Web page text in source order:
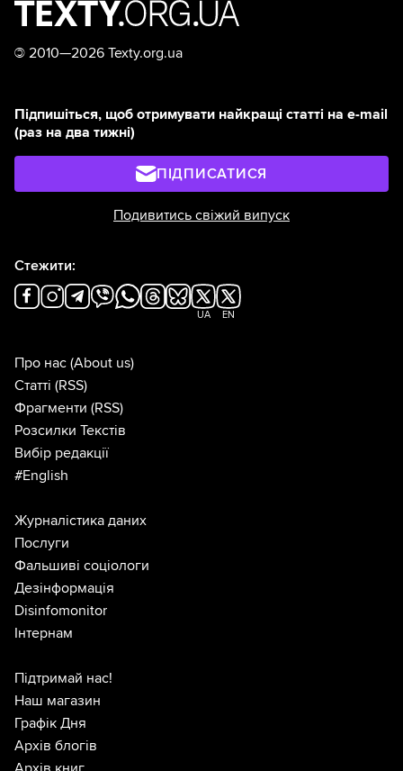
© 2010—2026 Texty.org.ua
Підпишіться, щоб отримувати найкращі статті на e-mail
(раз на два тижні)
ПІДПИСАТИСЯ
Подивитись свіжий випуск
Стежити:
UA EN
Про нас (About us)
Статті (RSS)
Фрагменти (RSS)
Розсилки Текстів
Вибір редакції
#English
Журналістика даних
Послуги
Фальшиві соціологи
Дезінформація
Disinfomonitor
Інтернам
Підтримай нас!
Наш магазин
Графік Дня
Архів блогів